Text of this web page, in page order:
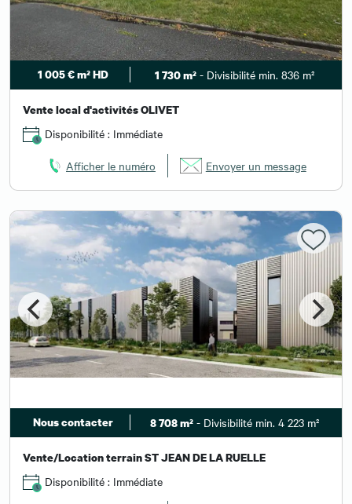
1 005 € m² HD 1 730 m² - Divisibilité min. 836 m²
Vente local d'activités OLIVET
Disponibilité : Immédiate
Afficher le numéro Envoyer un message
Nous contacter 8 708 m² - Divisibilité min. 4 223 m²
Vente/Location terrain ST JEAN DE LA RUELLE
Disponibilité : Immédiate